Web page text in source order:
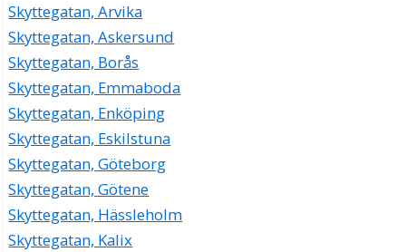
Skyttegatan, Arvika
Skyttegatan, Askersund
Skyttegatan, Borås
Skyttegatan, Emmaboda
Skyttegatan, Enköping
Skyttegatan, Eskilstuna
Skyttegatan, Göteborg
Skyttegatan, Götene
Skyttegatan, Hässleholm
Skyttegatan, Kalix